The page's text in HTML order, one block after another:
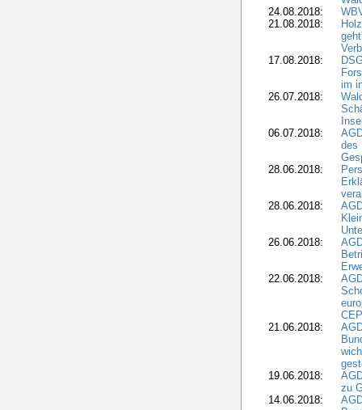
24.08.2018:
21.08.2018:
17.08.2018:
im
26.07.2018:
06.07.2018:
des
28.06.2018:
28.06.2018:
26.06.2018:
22.06.2018:
21.06.2018:
19.06.2018:
zu
14.06.2018: